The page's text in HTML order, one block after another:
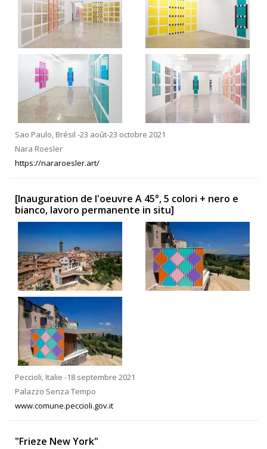
Sao Paulo, Brésil -23 août-23 octobre 2021
Nara Roesler
https://nararoesler.art/
[Inauguration de l'oeuvre A 45°, 5 colori + nero e
bianco, lavoro permanente in situ]
Peccioli, Italie -18 septembre 2021
Palazzo Senza Tempo
www.comune.peccioli.gov.it
"Frieze New York"